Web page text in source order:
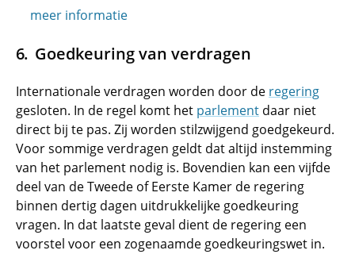
meer informatie
Goedkeuring van verdragen
Internationale verdragen worden door de regering
gesloten. In de regel komt het parlement daar niet
direct bij te pas. Zij worden stilzwijgend goedgekeurd.
Voor sommige verdragen geldt dat altijd instemming
van het parlement nodig is. Bovendien kan een vijfde
deel van de Tweede of Eerste Kamer de regering
binnen dertig dagen uitdrukkelijke goedkeuring
vragen. In dat laatste geval dient de regering een
voorstel voor een zogenaamde goedkeuringswet in.